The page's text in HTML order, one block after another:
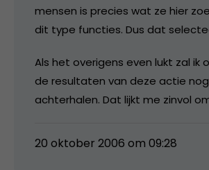
mensen is precies wat ze hier
dit type functies. Dus dat
Als het overigens even lukt zal ik
de resultaten van deze actie
achterhalen. Dat lijkt me zinvol
20 oktober 2006 om 09:28